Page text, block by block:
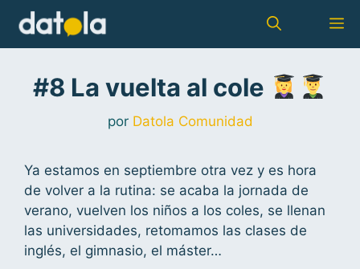
#8 La vuelta al cole
por Datola Comunidad
Ya estamos en septiembre otra vez y es hora
de volver a la rutina: se acaba la jornada de
verano, vuelven los niños a los coles, se llenan
las universidades, retomamos las clases de
inglés, el gimnasio, el máster…